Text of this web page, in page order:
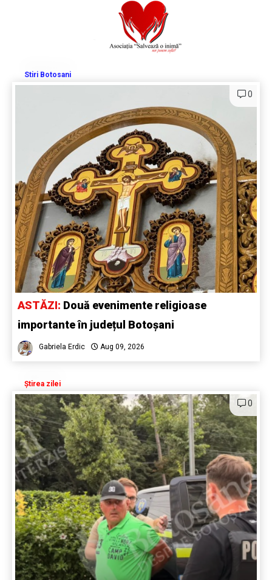
Stiri Botosani
0
ASTĂZI: Două evenimente religioase
importante în județul Botoșani
Gabriela Erdic Aug 09, 2026
Știrea zilei
0